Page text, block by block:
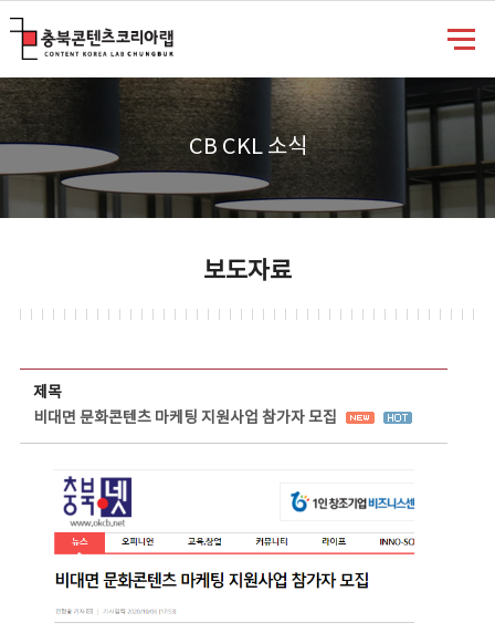
CB CKL 소식
보도자료
제목
비대면 문화콘텐츠 마케팅 지원사업 참가자 모집